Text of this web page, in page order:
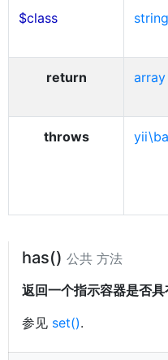
$class string
return array
throws
has() 公共 方法
返回一个指示容器是否具
参见 set().